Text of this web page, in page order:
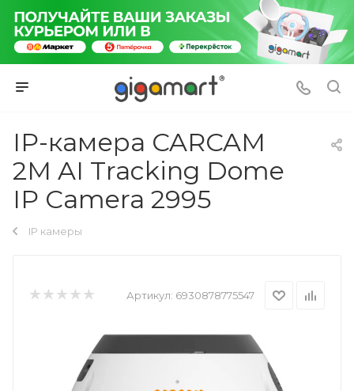
IP-камера CARCAM
2M AI Tracking Dome
IP Camera 2995
IP камеры
Артикул: 6930878775547